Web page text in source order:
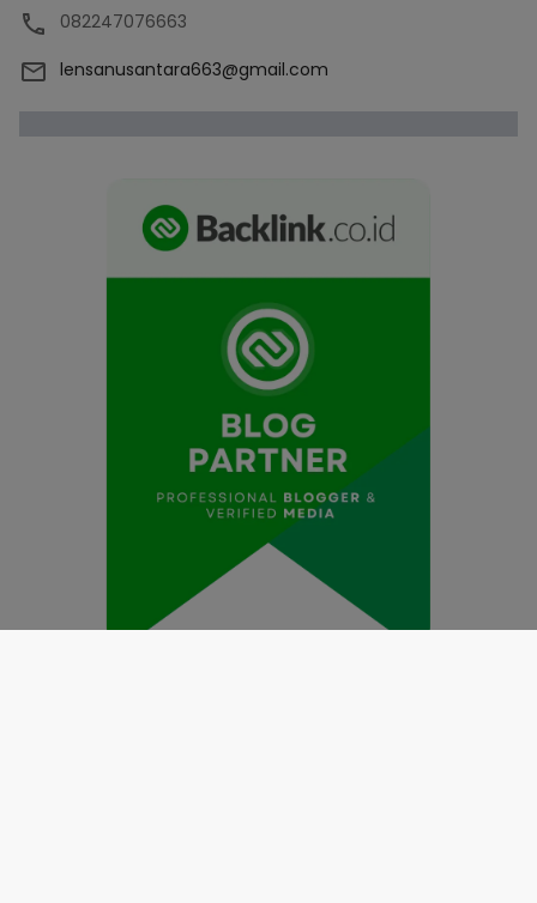
082247076663
lensanusantara663@gmail.com